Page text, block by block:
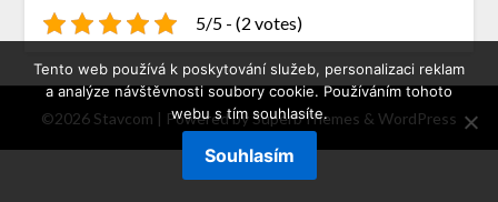
5/5 - (2 votes)
©2026 Stavcom | Powered bySuperbThemes & WordPress
Tento web používá k poskytování služeb, personalizaci reklam
a analýze návštěvnosti soubory cookie. Používáním tohoto
webu s tím souhlasíte.
Souhlasím